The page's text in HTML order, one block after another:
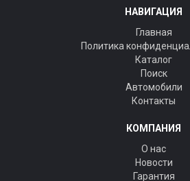
НАВИГАЦИЯ
Главная
Политика
Каталог
Поиск
Автомобили
Контакты
КОМПАНИЯ
О нас
Новости
Гарантия